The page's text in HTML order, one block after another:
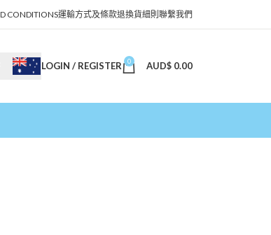
CONDITIONS運輸方式及條款退換貨細則 聯繫我們
LOGIN / REGISTER 0 AUD$ 0.00